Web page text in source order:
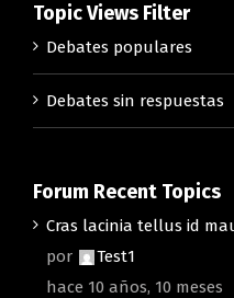
Topic Views Filter
Debates populares
Debates sin respuestas
Forum Recent Topics
Cras lacinia tellus id
por
Test1
hace 10 años, 10 meses